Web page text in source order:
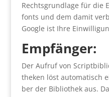
Rechts­grund­la­ge für die
fonts und dem damit
Goog­le ist Ihre
Emp­fän­ger:
Der Auf­ruf von
the­ken löst auto­ma­tisch
ber der Biblio­thek aus.